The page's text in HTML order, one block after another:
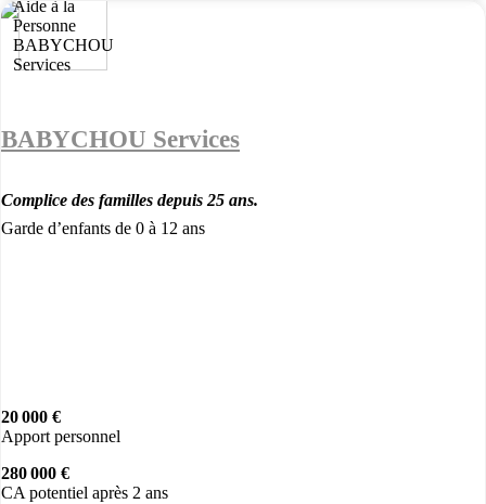
BABYCHOU Services
Complice des familles depuis 25 ans.
Garde d’enfants de 0 à 12 ans
20 000 €
Apport personnel
280 000 €
CA potentiel après 2 ans